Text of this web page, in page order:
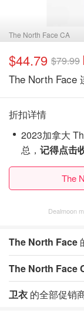
The North Face CA
$44.79 $79.99
The North Face
折扣详情
2023加拿大
总， 记得点击
The
Dealmoon
The North Face
The North Face
卫衣 的全部促销